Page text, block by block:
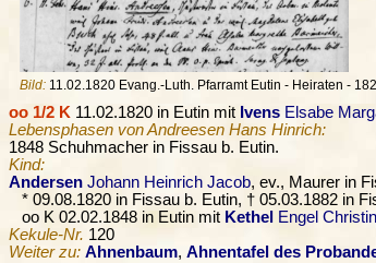
Bild: 11.02.1820 Evang.-Luth. Pfarramt Eutin - Heiraten -
oo 1/2 K 11.02.1820 in Eutin mit Ivens Elsabe
Lebensphasen von Andreesen Hans Hinrich:
1848 Schuhmacher in Fissau b. Eutin.
Kind:
Andersen Johann Heinrich Jacob, ev., Maurer in
* 09.08.1820 in Fissau b. Eutin, † 05.03.1882 in
oo K 02.02.1848 in Eutin mit Kethel Engel
Kekule-Nr. 120
Weiter zu: Ahnenbaum, Ahnentafel des